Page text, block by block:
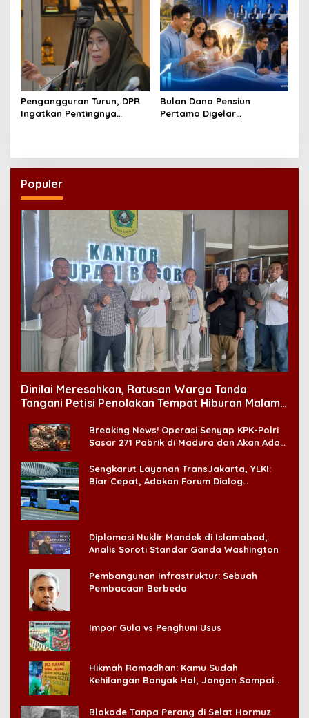
Pengangguran Turun, DPR
Ingatkan Pentingnya
Bulan Dana Pensiun
Pertama Digelar
Populer
Dinilai Meresahkan, Ratusan Warga Tanda
Tangani Petisi Penolakan Tempat Hiburan Malam
Breaking News! Operasi Senyap KPK-Polri
Sasar 271 Pabrik di Madura dan Akan Ada
Sengkarut Layanan TransJakarta, YLKI:
Biar Cepat, Adakan Forum Dialog
Diplomasi Nuklir Mandek di Islamabad,
Analis Soroti Standar Ganda Washington
Pembangunan Infrastruktur: Sebuah
Pembacaan Berbeda
Impor Gula vs Penghuni Usus
Hikmah Ramadhan: Kamu Sudah
Kehilangan Banyak Hal, Jangan Sampai
Blokade Tanpa Perang di Selat Hormuz